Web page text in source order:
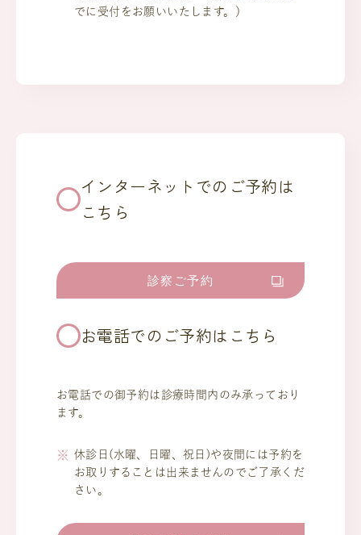
でに受付をお願いいたします。）
インターネットでのご予約は
こちら
診察ご予約
お電話でのご予約はこちら
お電話での御予約は診療時間内のみ承っており
ます。
休診日(水曜、日曜、祝日)や夜間には予約を
お取りすることは出来ませんのでご了承くだ
さい。